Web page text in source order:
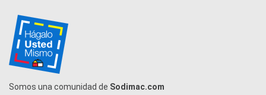
Somos una comunidad de Sodimac.com